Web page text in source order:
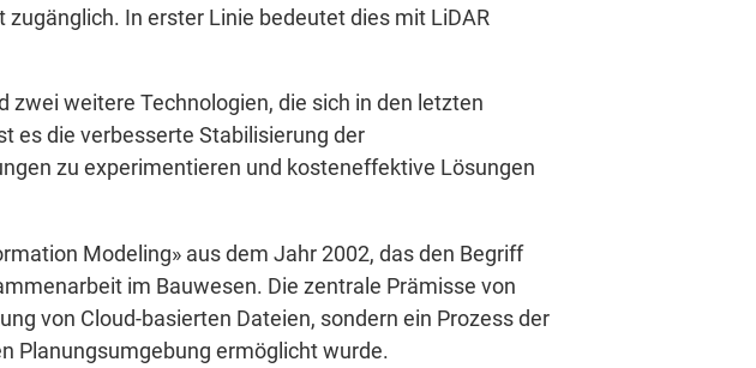
In erster Linie bedeutet dies mit LiDAR
zwei weitere Technologien, die sich in den letzten
es die verbesserte Stabilisierung der
zu experimentieren und kosteneffektive Lösungen
Modeling» aus dem Jahr 2002, das den Begriff
im Bauwesen. Die zentrale Prämisse von
von Cloud-basierten Dateien, sondern ein Prozess der
Planungsumgebung ermöglicht wurde.